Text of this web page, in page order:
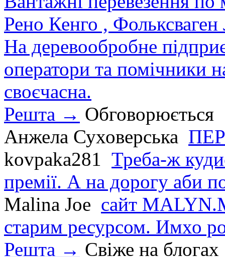
Рено Кенго ,
На деревообробне
оператори та помічники
своєчасна.
Решта → Обговорюється
Анжела Суховерська
kovpaka281 Треба-ж
премії. А на дорогу аби
Malina Joe сайт
старим ресурсом. Имхо
Решта → Свіже на блогах